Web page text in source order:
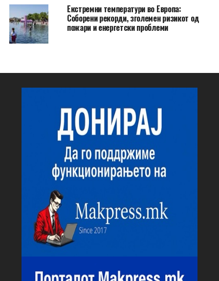
Екстремни температури во Европа:
Соборени рекорди, зголемен ризикот од
пожари и енергетски проблеми